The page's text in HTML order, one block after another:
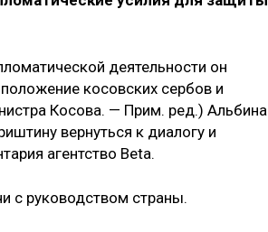
деятельности он
косовских сербов и
Косова. — Прим. ред.) Альбина
вернуться к диалогу и
агентство Beta.
с руководством страны.